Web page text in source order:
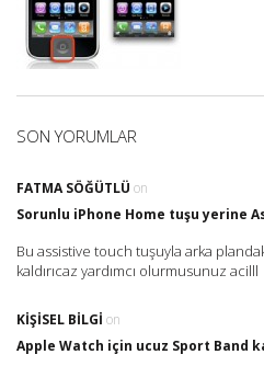
SON YORUMLAR
FATMA SÖĞÜTLÜ on
Sorunlu iPhone Home tuşu yerine
Bu assistive touch tuşuyla arka
kaldırıcaz yardımcı olurmusunuz acilll
KIŞISEL BILGI on
Apple Watch için ucuz Sport Band